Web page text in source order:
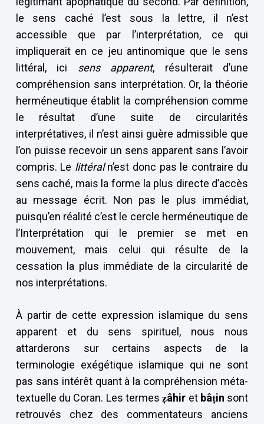
le sens caché l’est sous la lettre, il n’est
accessible que par l’interprétation, ce qui
impliquerait en ce jeu antinomique que le sens
littéral, ici sens apparent, résulterait d’une
compréhension sans interprétation. Or, la théorie
herméneutique établit la compréhension comme
le résultat d’une suite de circularités
interprétatives, il n’est ainsi guère admissible que
l’on puisse recevoir un sens apparent sans l’avoir
compris. Le littéraln’est donc pas le contraire du
sens caché, mais la forme la plus directe d’accès
au message écrit. Non pas le plus immédiat,
puisqu’en réalité c’est le cercle herméneutique de
l’Interprétation qui le premier se met en
mouvement, mais celui qui résulte de la
cessation la plus immédiate de la circularité de
nos interprétations.
À partir de cette expression islamique du sens
apparent et du sens spirituel, nous nous
attarderons sur certains aspects de la
terminologie exégétique islamique qui ne sont
pas sans intérêt quant à la compréhension méta-
textuelle du Coran. Les termesẓâhir et bâṭin sont
retrouvés chez des commentateurs anciens